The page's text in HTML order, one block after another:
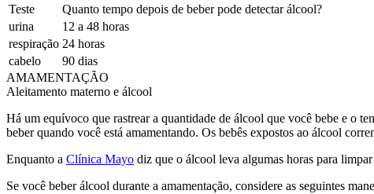
Teste
Quanto tempo depois de beber pode detectar álcool?
urina
12 a 48 horas
respiração 24 horas
cabelo
90 dias
AMAMENTAÇÃO
Aleitamento materno e álcool
Há um equívoco que rastrear a quantidade de álcool que você bebe e o
beber quando você está amamentando. Os bebês expostos ao álcool
Enquanto a Clínica Mayo diz que o álcool leva algumas horas para
Se você beber álcool durante a amamentação, considere as seguintes